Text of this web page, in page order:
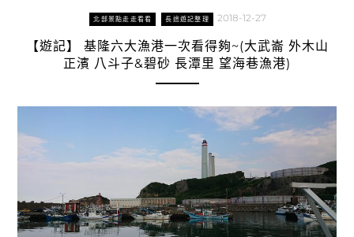
北部景點走走看看 長途遊記整理 2018-12-27
【遊記】 基隆六大漁港一次看得夠~(大武崙 外木山
正濱 八斗子&碧砂 長潭里 望海巷漁港)